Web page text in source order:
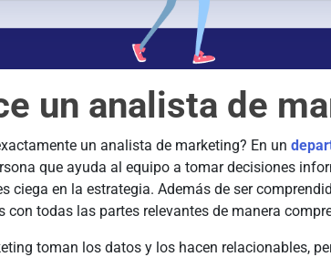
un analista de
un analista de marketing? En un
que ayuda al equipo a tomar decisiones
ciega en la estrategia. Además de ser
con todas las partes relevantes de manera
toman los datos y los hacen relacionables,